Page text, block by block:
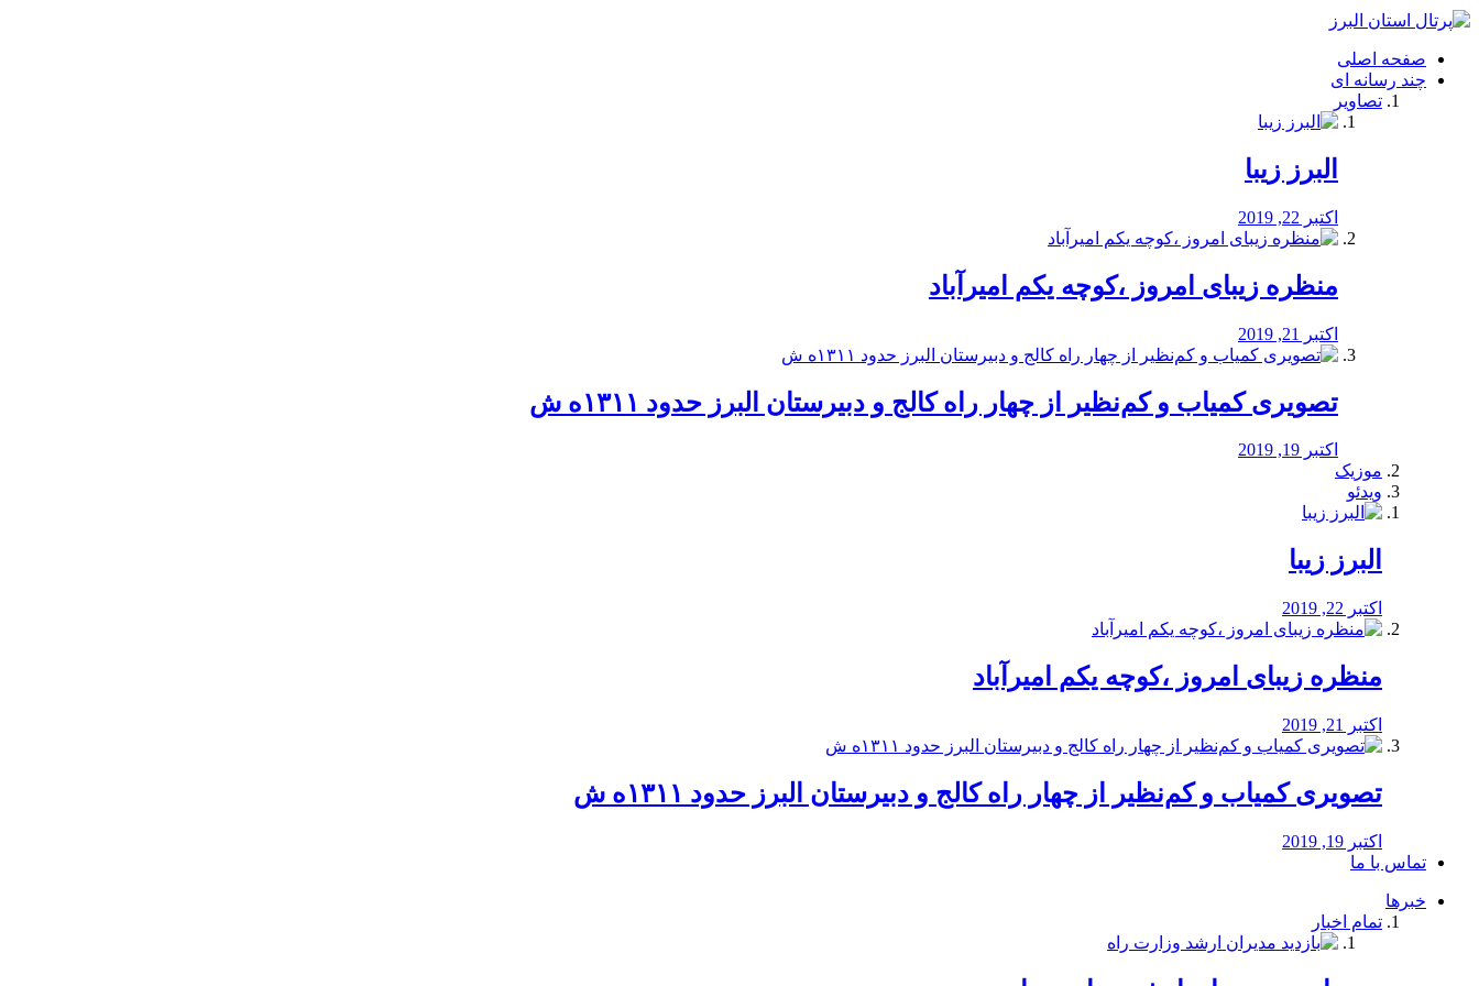
فصد
شرق
تهران
خشکشویی
صفحه اصلی
چند رسانه ای
تصاویر
البرز زیبا
اکتبر 22, 2019
منظره‌‌ زیبای امروز ،کوچه یکم امیرآباد
اکتبر 21, 2019
️تصویری کمیاب و کم‌نظیر از چهار راه كالج و دبيرستان البرز حدود ۱۳۱۱ه ش
اکتبر 19, 2019
موزیک
ویدئو
البرز زیبا
اکتبر 22, 2019
منظره‌‌ زیبای امروز ،کوچه یکم امیرآباد
اکتبر 21, 2019
️تصویری کمیاب و کم‌نظیر از چهار راه كالج و دبيرستان البرز حدود ۱۳۱۱ه ش
اکتبر 19, 2019
تماس با ما
خبرها
تمام اخبار